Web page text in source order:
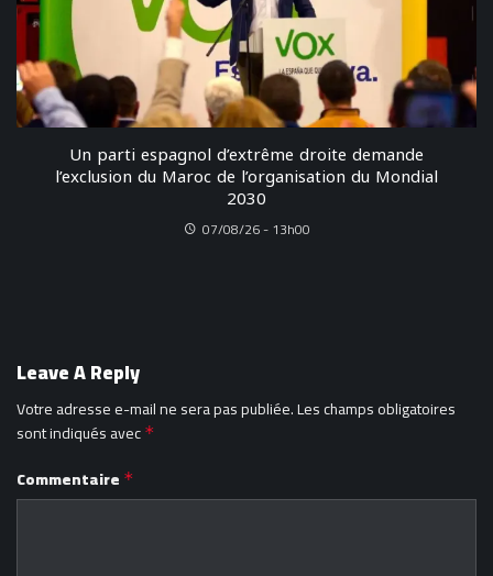
Un parti espagnol d’extrême droite demande
l’exclusion du Maroc de l’organisation du Mondial
2030
07/08/26 - 13h00
Leave A Reply
Votre adresse e-mail ne sera pas publiée.Les champs obligatoires
sont indiqués avec *
Commentaire *